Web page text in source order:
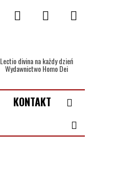
Lectio divina na każdy dzień
Wydawnictwo Homo Dei
KONTAKT